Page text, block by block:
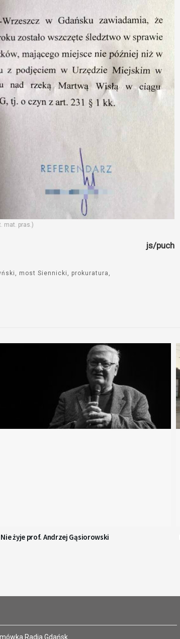
mat. pras.)
js/puch
most Siennicki
prokuratura
Nie żyje prof. Andrzej Gąsiorowski
Radia Gdańsk